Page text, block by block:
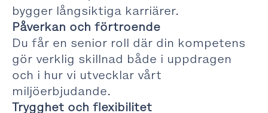
bygger långsiktiga karriärer.
Påverkan och förtroende
Du får en senior roll där din kompetens
gör verklig skillnad både i uppdragen
och i hur vi utvecklar vårt
miljöerbjudande.
Trygghet och flexibilitet